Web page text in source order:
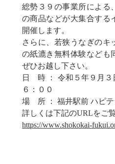
総勢３９の事業所による
の商品などが大集合する
開催します。
さらに、若狭うなぎのキ
の紙漉き無料体験なども
ぜひお越し下さい。
日 時 ： 令和５年９月
６：００
場 所 ： 福井駅前 ハピテ
詳しくは下記のURLをご
https://www.shokokai-